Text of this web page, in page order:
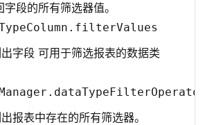
段的所有筛选器值。
字段 可用于筛选报表的数据类
报表中存在的所有筛选器。